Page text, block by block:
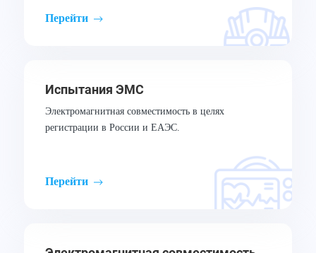
Перейти
Испытания ЭМС
Электромагнитная совместимость в целях
регистрации в России и ЕАЭС.
Перейти